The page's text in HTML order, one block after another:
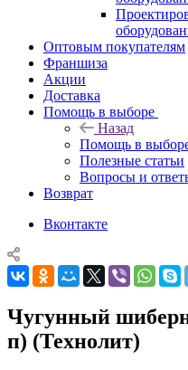
Оптовым покупателям
Франшиза
Акции
Доставка
Помощь в выборе
Назад
Помощь в
Полезные статьи
Вопросы и
Возврат
Вконтакте
Чугунный
п) (Технолит)